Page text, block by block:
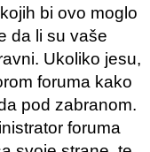
bi ovo moglo
da li su vaše
Ukoliko jesu,
foruma kako
pod zabranom.
foruma